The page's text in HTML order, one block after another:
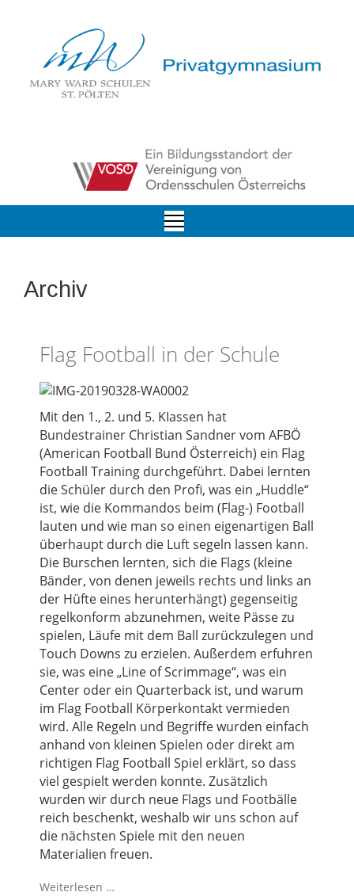
Archiv
Flag Football in der Schule
Mit den 1., 2. und 5. KIassen hat
Bundestrainer Christian Sandner vom AFBÖ
(American Football Bund Österreich) ein Flag
Football Training durchgeführt. Dabei lernten
die Schüler durch den Profi, was ein „Huddle“
ist, wie die Kommandos beim (Flag-) Football
lauten und wie man so einen eigenartigen Ball
überhaupt durch die Luft segeln lassen kann.
Die Burschen lernten, sich die Flags (kleine
Bänder, von denen jeweils rechts und links an
der Hüfte eines herunterhängt) gegenseitig
regelkonform abzunehmen, weite Pässe zu
spielen, Läufe mit dem Ball zurückzulegen und
Touch Downs zu erzielen. Außerdem erfuhren
sie, was eine „Line of Scrimmage“, was ein
Center oder ein Quarterback ist, und warum
im Flag Football Körperkontakt vermieden
wird. Alle Regeln und Begriffe wurden einfach
anhand von kleinen Spielen oder direkt am
richtigen Flag Football Spiel erklärt, so dass
viel gespielt werden konnte. Zusätzlich
wurden wir durch neue Flags und Footbälle
reich beschenkt, weshalb wir uns schon auf
die nächsten Spiele mit den neuen
Materialien freuen.
Weiterlesen …